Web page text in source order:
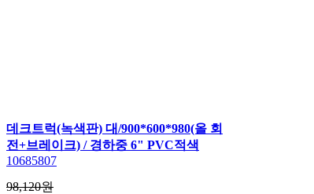
데크트럭(녹색판) 대/900*600*980(올 회
전+브레이크) / 경하중 6" PVC적색
10685807
98,120원